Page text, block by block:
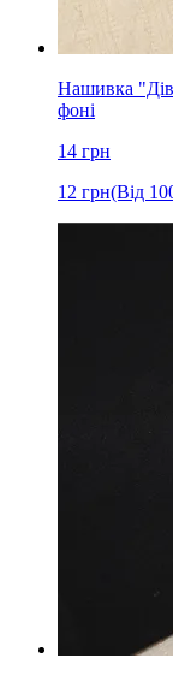
Нашивка
фоні
14 грн
12 грн(Від